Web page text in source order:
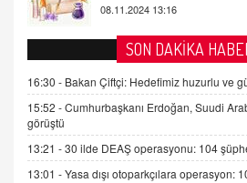
AV. DOĞAN CAN
Kişisel verilerin
gelişimi
15.09.2025 16:17
SEHER EREK
Kış Ayları Geldi, Hangi
9.12.2025 10:11
SON DAKİKA
16:30 - Bakan Çiftçi: Hedefimiz huzurlu ve
15:52 -Cumhurbaşkanı Erdoğan, Suudi
görüştü
13:21 -30 ilde DEAŞ operasyonu: 104
13:01 -Yasa dışı otoparkçılara operasyon: